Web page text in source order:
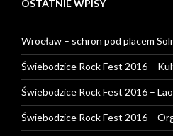
OSTATNIE WPISY
Wrocław – schron pod placem
Świebodzice Rock Fest 2016 –
Świebodzice Rock Fest 2016 –
Świebodzice Rock Fest 2016 –